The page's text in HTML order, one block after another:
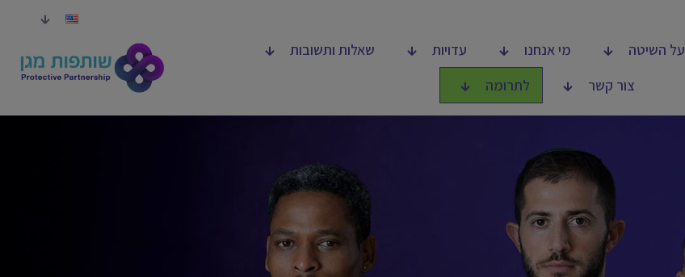
על השיטה מי אנחנו עדויות
שאלות ותשובות
צור קשר
לתרומה